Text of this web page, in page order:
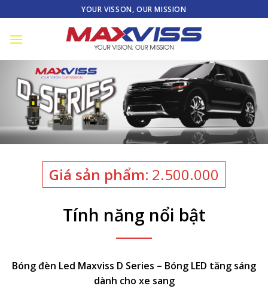
to
content
YOUR VISSON, OUR MISSION
Giá sản phẩm: 2.500.000
Tính năng nổi bật
Bóng đèn Led Maxviss D Series – Bóng LED tăng sáng
dành cho xe sang